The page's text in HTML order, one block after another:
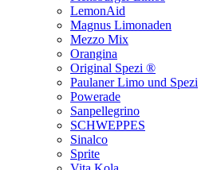
LemonAid
Magnus Limonaden
Mezzo Mix
Orangina
Original Spezi ®
Paulaner Limo und Spezi
Powerade
Sanpellegrino
SCHWEPPES
Sinalco
Sprite